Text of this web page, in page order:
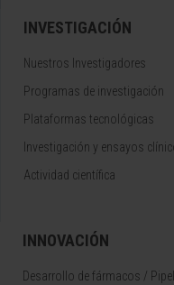
INVESTIGACIÓN
Nuestros Investigadores
Programas de investigación
Plataformas tecnológicas
Investigación y ensayos
Actividad científica
INNOVACIÓN
Desarrollo de fármacos /